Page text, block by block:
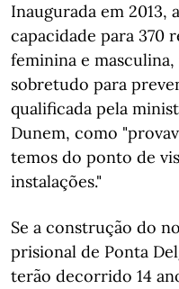
Inaugurada em 2013,
capacidade para 370
feminina e
sobretudo para
qualificada pela
Dunem, como
temos do ponto de
instalações."
Se a construção do
prisional de Ponta
terão decorrido 14